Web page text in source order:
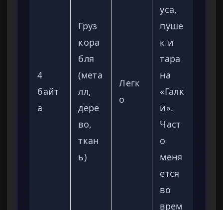
4
байт
а
Груз
кора
бля
(мета
лл,
дере
во,
ткан
ь)
Легк
о
уса,
пуше
к и
тара
на
«Галк
и».
Част
о
меня
ется
во
врем